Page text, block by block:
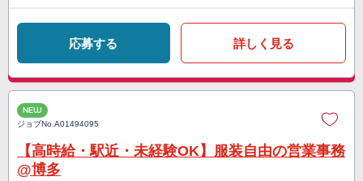
応募する 詳しく見る
NEW
ジョブNo.A01494095
【高時給・駅近・未経験OK】服装自由の営業事務
@博多